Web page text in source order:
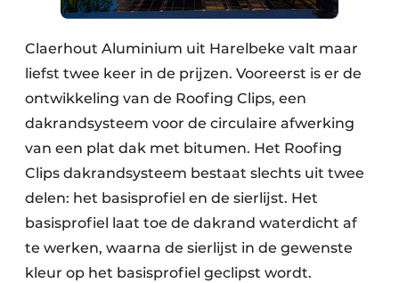
Claerhout Aluminium uit Harelbeke valt maar
liefst twee keer in de prijzen. Vooreerst is er de
ontwikkeling van de Roofing Clips, een
dakrandsysteem voor de circulaire afwerking
van een plat dak met bitumen. Het Roofing
Clips dakrandsysteem bestaat slechts uit twee
delen: het basisprofiel en de sierlijst. Het
basisprofiel laat toe de dakrand waterdicht af
te werken, waarna de sierlijst in de gewenste
kleur op het basisprofiel geclipst wordt.